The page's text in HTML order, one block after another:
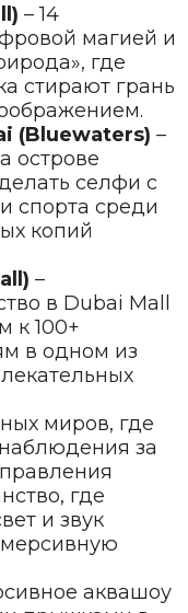
– 14
магией и
где
стирают грань
(Bluewaters) –
острове
селфи с
спорта среди
копий
–
в Dubai Mall
к 100+
в одном из
миров, где
за
где
и звук
аквашоу